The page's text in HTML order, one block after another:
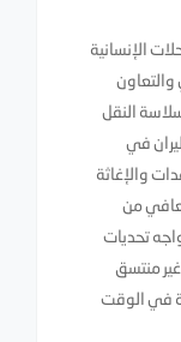
الإنسانية
والتعاون
النقل
في
والإغاثة
من
تحديات
منتسق
في الوقت